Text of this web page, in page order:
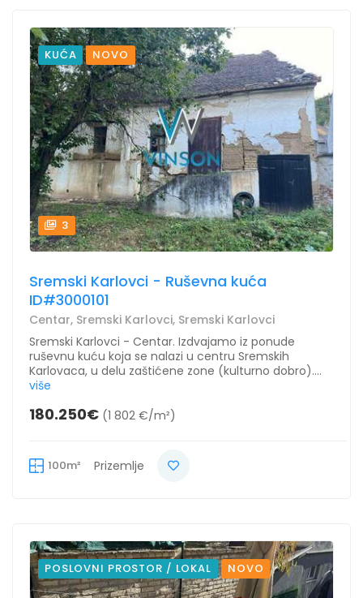
KUĆA NOVO
3
Sremski Karlovci - Ruševna kuća
ID#3000101
Centar, Sremski Karlovci, Sremski Karlovci
Sremski Karlovci - Centar. Izdvajamo iz ponude
ruševnu kuću koja se nalazi u centru Sremskih
Karlovaca, u delu zaštićene zone (kulturno dobro)....
više
180.250€ (1 802 €/m²)
100m² Prizemlje
POSLOVNI PROSTOR / LOKAL NOVO